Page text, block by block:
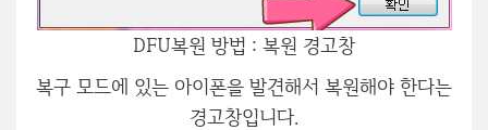
DFU복원 방법 : 복원 경고창
복구 모드에 있는 아이폰을 발견해서 복원해야 한다는
경고창입니다.